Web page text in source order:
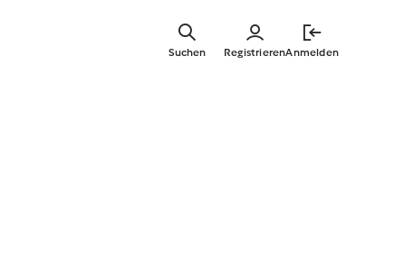
springen
RegistrierenAnmelden
Suchen